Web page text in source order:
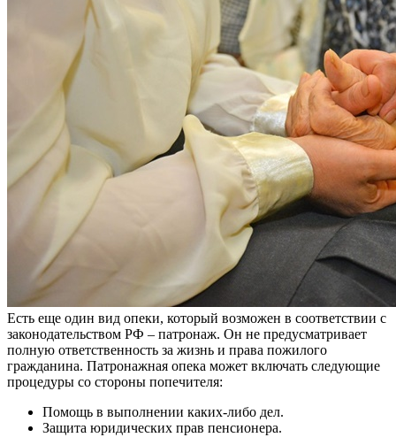
Есть еще один вид опеки, который возможен в соответствии с
законодательством РФ – патронаж. Он не предусматривает
полную ответственность за жизнь и права пожилого
гражданина. Патронажная опека может включать следующие
процедуры со стороны попечителя:
Помощь в выполнении каких-либо дел.
Защита юридических прав пенсионера.